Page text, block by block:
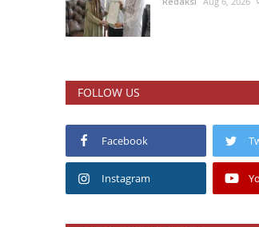
FOLLOW US
Facebook
Instagram